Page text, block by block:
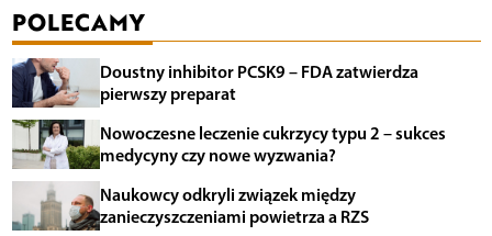
POLECAMY
Doustny inhibitor PCSK9 – FDA zatwierdza
pierwszy preparat
Nowoczesne leczenie cukrzycy typu 2 – sukces
medycyny czy nowe wyzwania?
Naukowcy odkryli związek między
zanieczyszczeniami powietrza a RZS